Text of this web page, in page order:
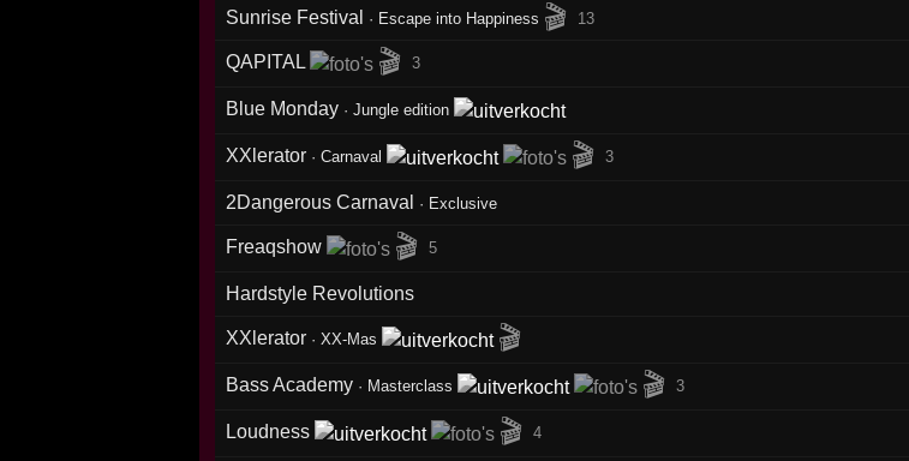
Sunrise Festival · Escape into Happiness 🎬 13
QAPITAL 🎬 3
Blue Monday ·Jungle edition
XXlerator ·Carnaval 🎬 3
2Dangerous Carnaval · Exclusive
Freaqshow 🎬 5
Hardstyle Revolutions
XXlerator ·XX-Mas 🎬
Bass Academy · Masterclass 🎬 3
Loudness 🎬 4